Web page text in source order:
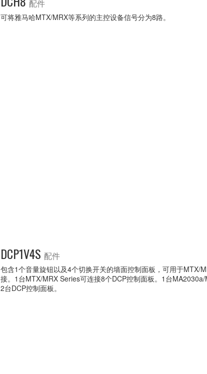
配件
可将雅马哈MTX/MRX等系列的主控设备信号分为8路。
DCP1V4S 配件
包含1个音量旋钮以及4个切换开关的墙面控制面板，可用于MTX/
接。1台MTX/MRX Series可连接8个DCP控制面板。1台
2台DCP控制面板。